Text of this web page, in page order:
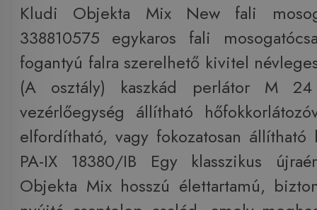
Kludi Objekta Mix New fali
338810575 egykaros fali
fogantyú falra szerelhető kivitel
(A osztály) kaszkád perlátor M
vezérlőegység állítható
elfordítható, vagy fokozatosan
PA-IX 18380/IB Egy klasszikus
Objekta Mix hosszú élettartamú,